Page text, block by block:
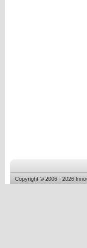
Copyright © 2006 - 2026